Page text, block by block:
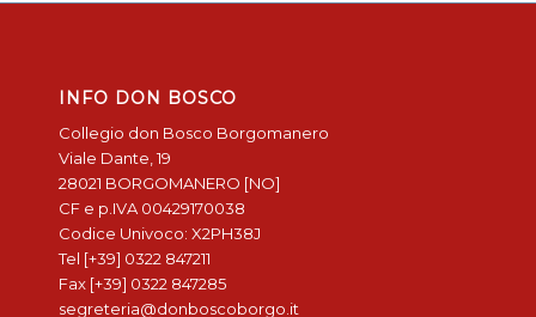
INFO DON BOSCO
Collegio don Bosco Borgomanero
Viale Dante, 19
28021 BORGOMANERO [NO]
CF e p.IVA 00429170038
Codice Univoco: X2PH38J
Tel [+39] 0322 847211
Fax [+39] 0322 847285
segreteria@donboscoborgo.it